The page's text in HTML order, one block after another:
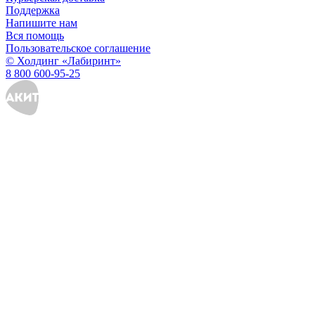
Поддержка
Напишите нам
Вся помощь
Пользовательское соглашение
© Холдинг «Лабиринт»
8 800 600-95-25